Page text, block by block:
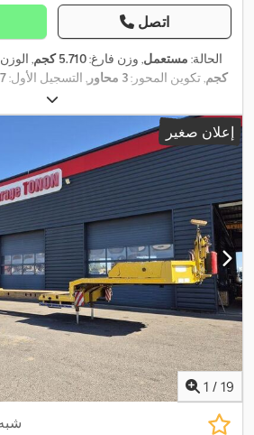
اتصل
الحالة: مستعمل, وزن فارغ:5.710 كجم ,
كجم, تكوين المحور:3 محاور , التسجيل الأول:
إعلان صغير
1 / 19